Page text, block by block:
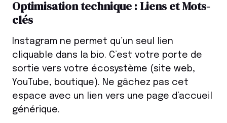
Optimisation technique : Liens et Mots-
clés
Instagram ne permet qu’un seul lien
cliquable dans la bio. C’est votre porte de
sortie vers votre écosystème (site web,
YouTube, boutique). Ne gâchez pas cet
espace avec un lien vers une page d’accueil
générique.